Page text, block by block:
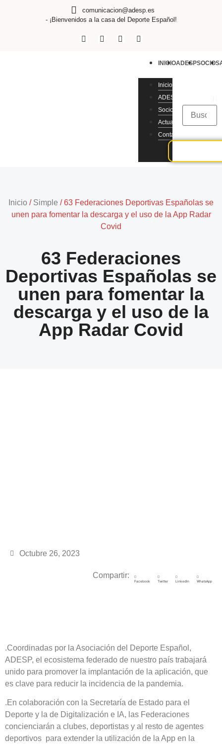
comunicacion@adesp.es
- ¡Bienvenidos a la casa del Deporte Español!
INICIOADESPSOCIOS
Inicio
ADESP
Socios
Actualidad
Contacto
Inicio / Simple /63 Federaciones Deportivas Españolas se
unen para fomentar la descarga y el uso de la App Radar
Covid
63 Federaciones
Deportivas Españolas se
unen para fomentar la
descarga y el uso de la
App Radar Covid
Octubre 26, 2023
Compartir:
Facebook Twitter LinkedIn WhatsApp
.Coordinadas por la Asociación del Deporte Español,
ADESP, el ecosistema federado de nuestro país trabajará
unido para promover la implantación de la aplicación, que
es clave para reducir la incidencia de la pandemia.
.En colaboración con la Secretaría de Estado para el
Deporte y la de Digitalización e IA, las Federaciones
concienciarán a clubes, deportistas y al resto de agentes
deportivos para extender la utilización de la App en la